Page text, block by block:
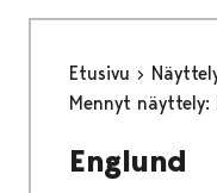
Etusivu
Mennyt näyttely:
Englund